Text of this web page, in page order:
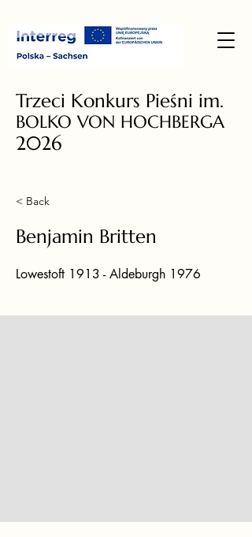
Trzeci Konkurs Pieśni im.
BOLKO VON HOCHBERGA
2026
< Back
Benjamin Britten
Lowestoft 1913 - Aldeburgh 1976